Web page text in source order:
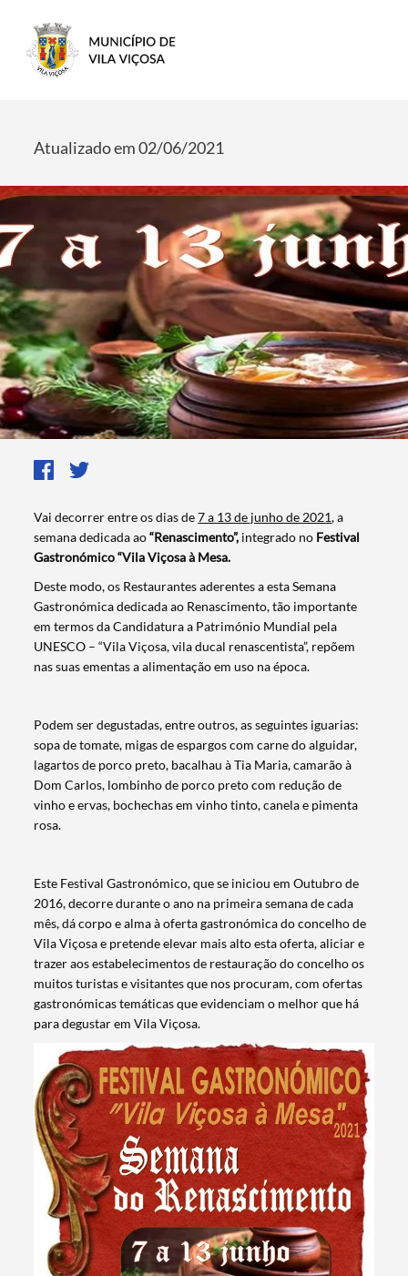
Termo de Pesquisa
Atualizado em 02/06/2021
Vai decorrer entre os dias de7 a 13 de junho de 2021, a
semana dedicada ao“Renascimento”, integrado no Festival
Gastronómico “Vila Viçosa à Mesa.
Deste modo, os Restaurantes aderentes a esta Semana
Gastronómica dedicada ao Renascimento, tão importante
em termos da Candidatura a Património Mundial pela
UNESCO – “Vila Viçosa, vila ducal renascentista”, repõem
nas suas ementas a alimentação em uso na época.
Podem ser degustadas, entre outros, as seguintes iguarias:
sopa de tomate, migas de espargos com carne do alguidar,
lagartos de porco preto, bacalhau à Tia Maria, camarão à
Dom Carlos, lombinho de porco preto com redução de
vinho e ervas, bochechas em vinho tinto, canela e pimenta
rosa.
Este Festival Gastronómico, que se iniciou em Outubro de
2016, decorre durante o ano na primeira semana de cada
mês, dá corpo e alma à oferta gastronómica do concelho de
Vila Viçosa e pretende elevar mais alto esta oferta, aliciar e
trazer aos estabelecimentos de restauração do concelho os
muitos turistas e visitantes que nos procuram, com ofertas
gastronómicas temáticas que evidenciam o melhor que há
para degustar em Vila Viçosa.